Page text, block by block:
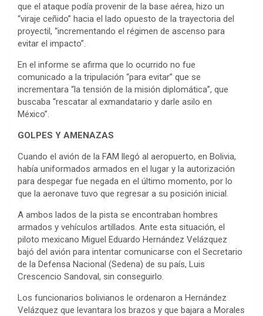
que el ataque podía provenir de la base aérea, hizo un
“viraje ceñido” hacia el lado opuesto de la trayectoria del
proyectil, “incrementando el régimen de ascenso para
evitar el impacto”.
En el informe se afirma que lo ocurrido no fue
comunicado a la tripulación “para evitar” que se
incrementara “la tensión de la misión diplomática”, que
buscaba “rescatar al exmandatario y darle asilo en
México”.
GOLPES Y AMENAZAS
Cuando el avión de la FAM llegó al aeropuerto, en Bolivia,
había uniformados armados en el lugar y la autorización
para despegar fue negada en el último momento, por lo
que la aeronave tuvo que regresar a su posición inicial.
A ambos lados de la pista se encontraban hombres
armados y vehículos artillados. Ante esta situación, el
piloto mexicano Miguel Eduardo Hernández Velázquez
bajó del avión para intentar comunicarse con el Secretario
de la Defensa Nacional (Sedena) de su país, Luis
Crescencio Sandoval, sin conseguirlo.
Los funcionarios bolivianos le ordenaron a Hernández
Velázquez que levantara los brazos y que bajara a Morales